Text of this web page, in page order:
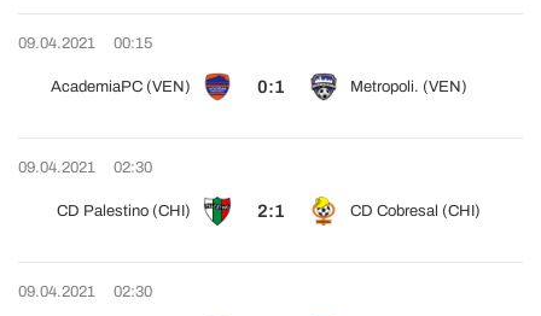
09.04.2021 00:15
AcademiaPC (VEN) 0:1 Metropoli. (VEN)
09.04.2021 02:30
CD Palestino (CHI) 2:1 CD Cobresal (CHI)
09.04.2021 02:30